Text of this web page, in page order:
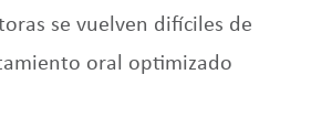
se vuelven difíciles de
oral optimizado